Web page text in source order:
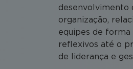
desenvolvimento
organização,
equipes de forma
reflexivos até o
de liderança e